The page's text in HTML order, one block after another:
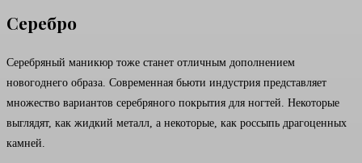
Серебро
Серебряный маникюр тоже станет отличным дополнением
новогоднего образа. Современная бьюти индустрия представляет
множество вариантов серебряного покрытия для ногтей. Некоторые
выглядят, как жидкий металл, а некоторые, как россыпь драгоценных
камней.